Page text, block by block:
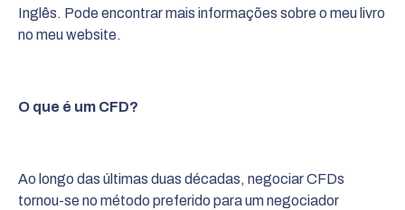
Inglês. Pode encontrar mais informações sobre o meu livro
no meu website.
O que é um CFD?
Ao longo das últimas duas décadas, negociar CFDs
tornou-se no método preferido para um negociador